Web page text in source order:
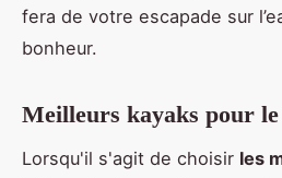
fera de votre escapade sur
bonheur.
Meilleurs kayaks pour
Lorsqu'il s'agit de choisir les